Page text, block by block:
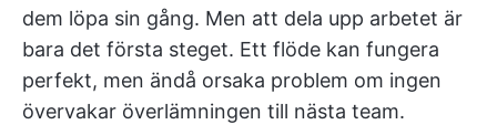
dem löpa sin gång. Men att dela upp arbetet är
bara det första steget. Ett flöde kan fungera
perfekt, men ändå orsaka problem om ingen
övervakar överlämningen till nästa team.